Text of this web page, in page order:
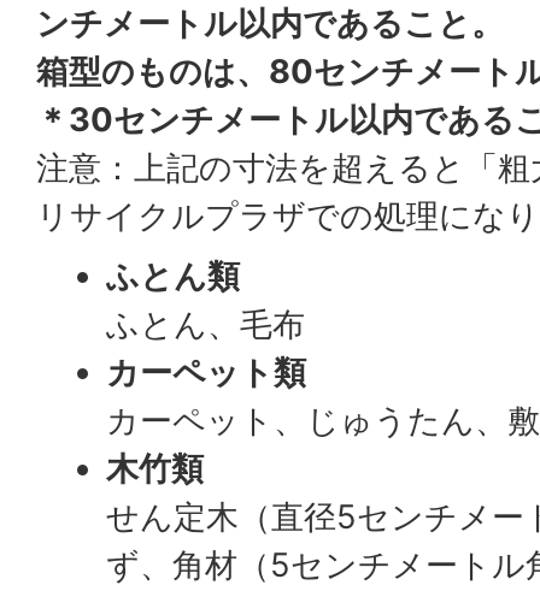
ンチメートル以内であること。
箱型のものは、80センチメート
＊30センチメートル以内である
注意：上記の寸法を超えると「
リサイクルプラザでの処理にな
ふとん類
ふとん、毛布
カーペット類
カーペット、じゅうたん、
木竹類
せん定木（直径5センチメー
ず、角材（5センチメートル